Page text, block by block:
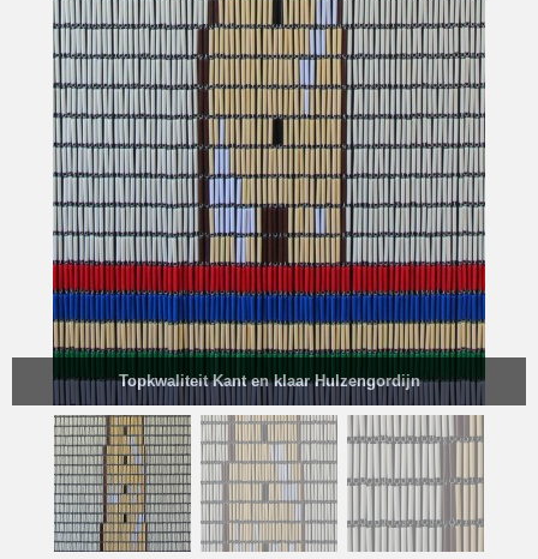
Topkwaliteit Kant en klaar Hulzengordijn